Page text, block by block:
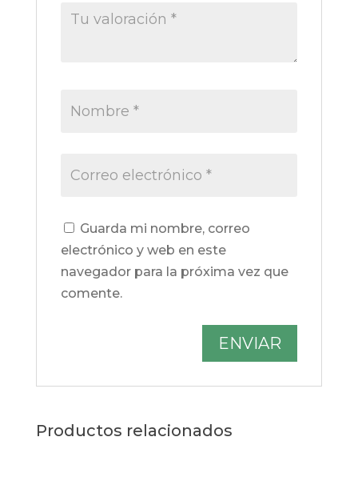
Guarda mi nombre, correo
electrónico y web en este
navegador para la próxima vez que
comente.
Productos relacionados